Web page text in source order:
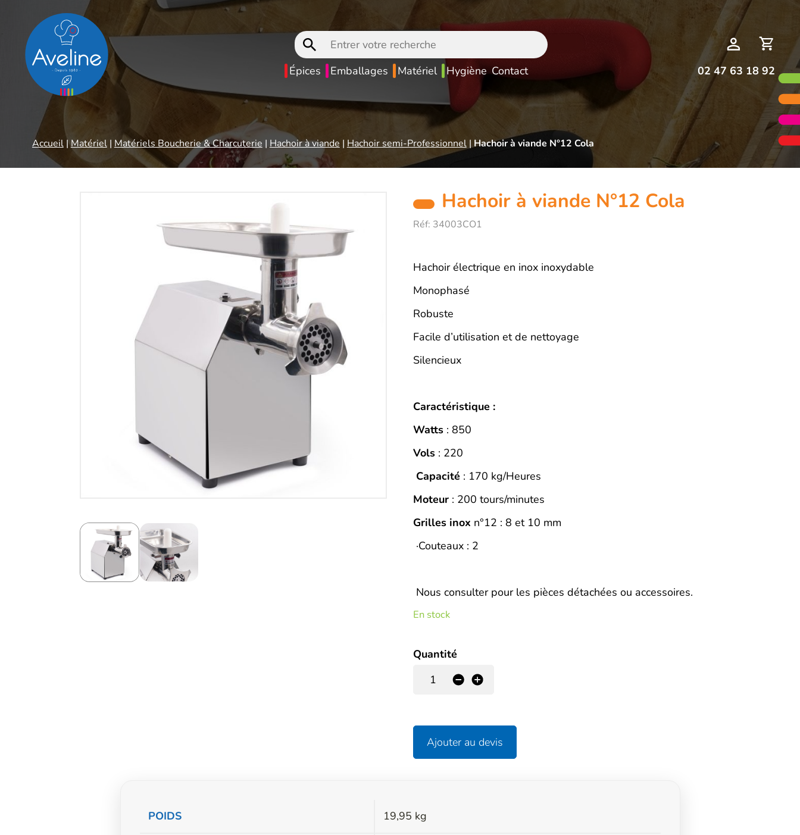
Entrer
votre
recherche
Mon
devis
Épices Emballages Matériel Hygiène Contact 02 47 63 18 92
Accueil|Matériel| Matériels Boucherie & Charcuterie | Hachoir à viande | Hachoir semi-Professionnel| Hachoir à viande N°12 Cola
Hachoir à viande N°12 Cola
Réf: 34003CO1
Description
Hachoir électrique en inox inoxydable
Monophasé
Robuste
Facile d’utilisation et de nettoyage
Silencieux
Caractéristique :
Watts: 850
Vols : 220
Capacité : 170 kg/Heures
Moteur : 200 tours/minutes
Grilles inox n°12 : 8 et 10 mm
·Couteaux : 2
Nous consulter pour les pièces détachées ou accessoires.
En stock
Quantité
+
-
Ajouter au devis
Informations
POIDS 19,95 kg
Panneau de gestion des cookies